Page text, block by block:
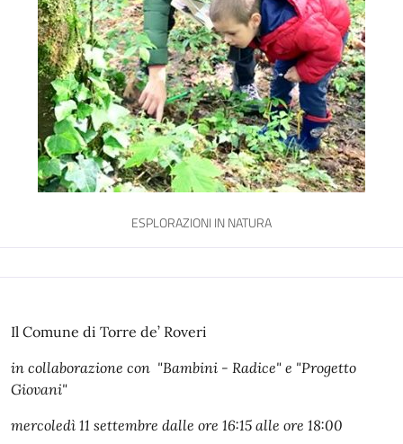
ESPLORAZIONI IN NATURA
Il Comune di Torre de’ Roveri
in collaborazione con "Bambini - Radice" e "Progetto
Giovani"
mercoledì 11 settembre dalle ore 16:15 alle ore 18:00